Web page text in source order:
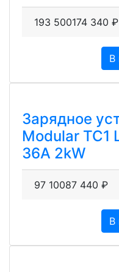
193 500174 340 ₽
В
Зарядное
Modular TC1
36A 2kW
97 10087 440 ₽
В